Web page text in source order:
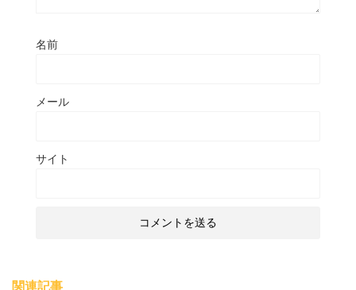
名前
メール
サイト
関連記事